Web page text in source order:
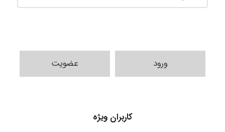
ورود عضویت
کاربران ویژه